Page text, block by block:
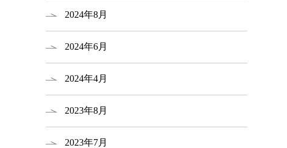
2024年8月
2024年6月
2024年4月
2023年8月
2023年7月